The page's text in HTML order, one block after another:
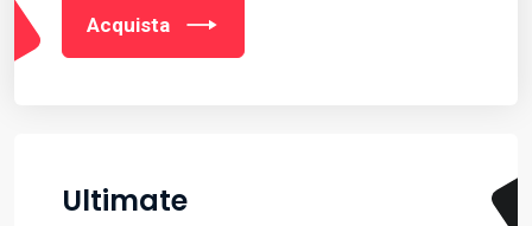
Acquista
Ultimate